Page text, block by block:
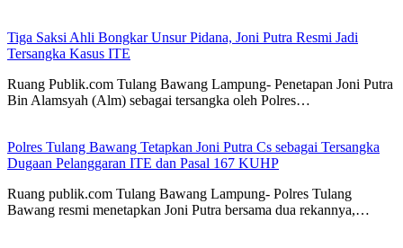
Tiga Saksi Ahli Bongkar Unsur Pidana, Joni Putra Resmi Jadi
Tersangka Kasus ITE
Ruang Publik.com Tulang Bawang Lampung- Penetapan Joni Putra
Bin Alamsyah (Alm) sebagai tersangka oleh Polres…
Polres Tulang Bawang Tetapkan Joni Putra Cs sebagai Tersangka
Dugaan Pelanggaran ITE dan Pasal 167 KUHP
Ruang publik.com Tulang Bawang Lampung- Polres Tulang
Bawang resmi menetapkan Joni Putra bersama dua rekannya,…